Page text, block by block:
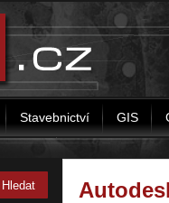
Stavebnictví GIS